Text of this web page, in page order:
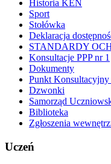
Historia KEN
Sport
Stołówka
Deklaracja
STANDARDY
Konsultacje PPP nr 1
Dokumenty
Punkt
Dzwonki
Samorząd
Biblioteka
Zgłoszenia
Uczeń